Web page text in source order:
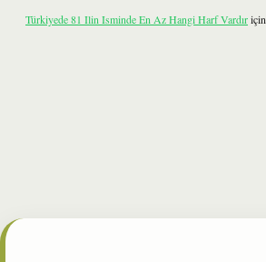
Türkiyede 81 Ilin Isminde En Az Hangi Harf Vardıriçin